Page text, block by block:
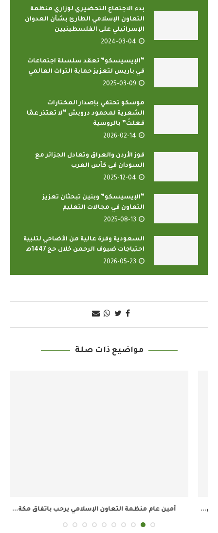
بدء الاجتماع التحضيري لوزاري منظمة
التعاون الإسلامي الطارئ بشأن العدوان
الإسرائيلي على الفلسطينيين
2024-03-04
“الإيسيسكو” تعقد سلسلة اجتماعات
في باريس لتعزيز حماية التراث العالمي
2025-03-09
موسكو تحتفي بإصدار المختارات
الشعرية لمحمود درويش “لا تعتذر عمّا
فعلتَ” بالروسية
2026-02-14
فوز الأردن والعراق وتعادل الجزائر مع
السودان في كأس العرب
2025-12-04
“الإيسيسكو” وبنين تبحثان تعزيز
التعاون في مجالات التعليم
2025-08-13
السعودية وفرة عالية من الأضاحي لتلبية
احتياجات ضيوف الرحمن خلال حج 1447هـ
2026-05-23
مواضيع ذات صلة
أمين عام منظمة التعاون الإسلامي يرحب باتفاق مكة...